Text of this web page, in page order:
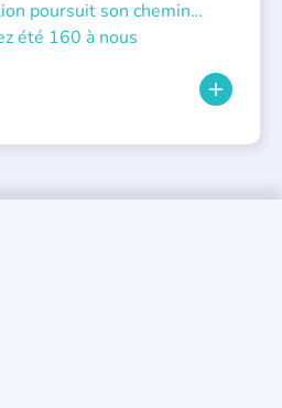
poursuit son chemin…
été 160 à nous